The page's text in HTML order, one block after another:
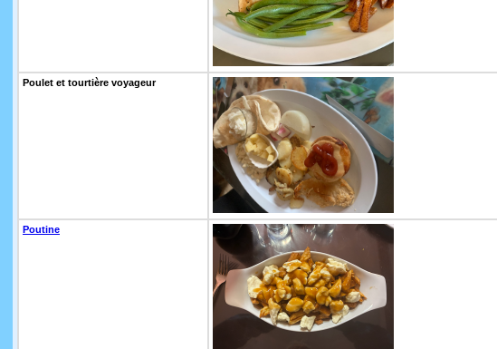
Poulet et tourtière voyageur
Poutine